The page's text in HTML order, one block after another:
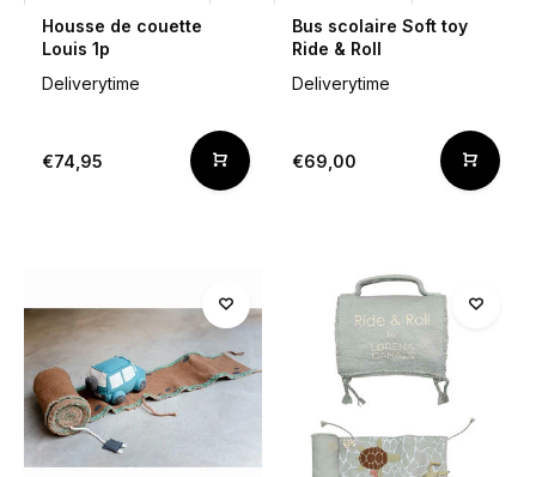
Housse de couette
Louis 1p
Deliverytime
€74,95
Bus scolaire Soft toy
Ride & Roll
Deliverytime
€69,00